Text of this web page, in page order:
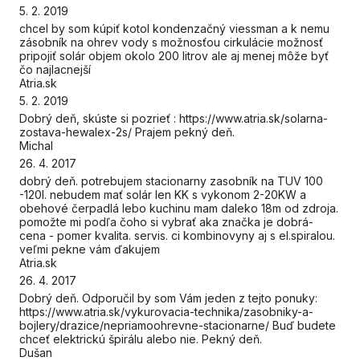
5. 2. 2019
chcel by som kúpiť kotol kondenzačný viessman a k nemu
zásobník na ohrev vody s možnosťou cirkulácie možnosť
pripojiť solár objem okolo 200 litrov ale aj menej môže byť
čo najlacnejší
Atria.sk
5. 2. 2019
Dobrý deň, skúste si pozrieť : https://www.atria.sk/solarna-
zostava-hewalex-2s/ Prajem pekný deň.
Michal
26. 4. 2017
dobrý deň. potrebujem stacionarny zasobník na TUV 100
-120l. nebudem mať solár len KK s vykonom 2-20KW a
obehové čerpadlá lebo kuchinu mam daleko 18m od zdroja.
pomožte mi podľa čoho si vybrať aka značka je dobrá-
cena - pomer kvalita. servis. ci kombinovyny aj s el.spiralou.
veľmi pekne vám ďakujem
Atria.sk
26. 4. 2017
Dobrý deň. Odporučil by som Vám jeden z tejto ponuky:
https://www.atria.sk/vykurovacia-technika/zasobniky-a-
bojlery/drazice/nepriamoohrevne-stacionarne/ Buď budete
chceť elektrickú špirálu alebo nie. Pekný deň.
Dušan